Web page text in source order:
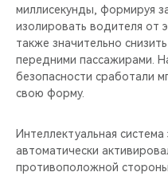
миллисекунды, формируя
изолировать водителя от
также значительно
передними пассажирами.
безопасности сработали
свою форму.
Интеллектуальная
автоматически
противоположной